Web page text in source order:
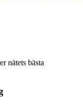
nätets bästa